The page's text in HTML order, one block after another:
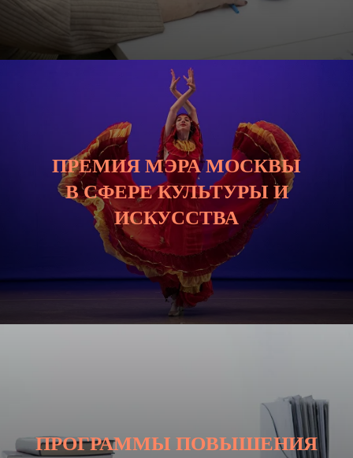
ПРЕМИЯ МЭРА МОСКВЫ
В СФЕРЕ КУЛЬТУРЫ И
ИСКУССТВА
ПРОГРАММЫ ПОВЫШЕНИЯ